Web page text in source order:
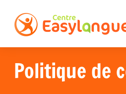
Politique de